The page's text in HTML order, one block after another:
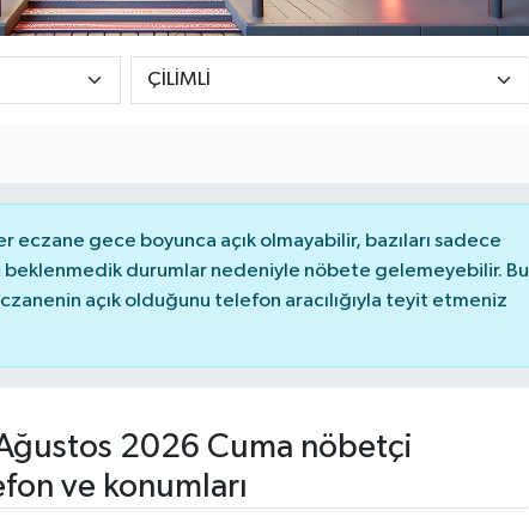
eczane gece boyunca açık olmayabilir, bazıları sadece
durumlar nedeniyle nöbete gelemeyebilir. Bu
açık olduğunu telefon aracılığıyla teyit etmeniz
2026 Cuma nöbetçi
ve konumları